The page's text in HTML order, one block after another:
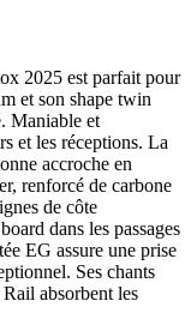
2025 est parfait pour
et son shape twin
Maniable et
et les réceptions. La
accroche en
renforcé de carbone
de côte
dans les passages
EG assure une prise
Ses chants
absorbent les